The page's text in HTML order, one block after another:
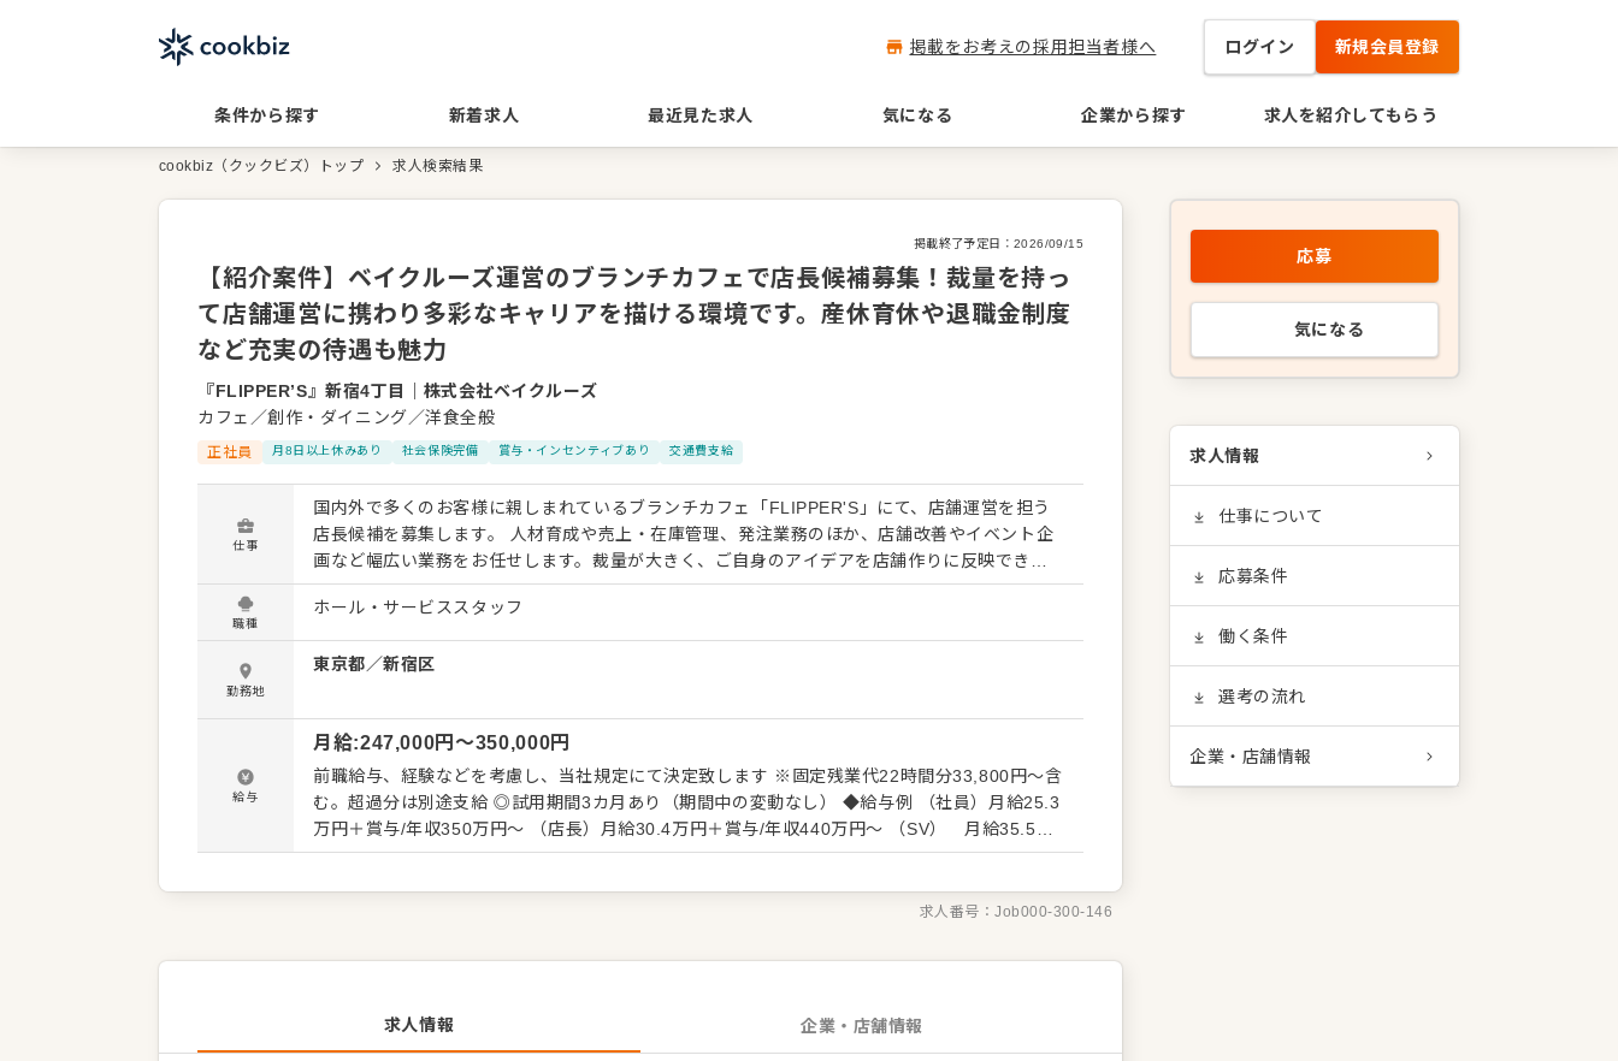
掲載をお考えの採用担当者様へ ログイン 新規会員登録
条件から探す 新着求人 最近見た求人 気になる 企業から探す 求人を紹介してもらう
cookbiz（クックビズ）トップ 求人検索結果
掲載終了予定日： 2026/09/15
【紹介案件】ベイクルーズ運営のブランチカフェで店長候補募集！裁量を持っ
て店舗運営に携わり多彩なキャリアを描ける環境です。産休育休や退職金制度
など充実の待遇も魅力
『FLIPPER’S』新宿4丁目
株式会社ベイクルーズ
カフェ／創作・ダイニング／洋食全般
正社員 月8日以上休みあり 社会保険完備 賞与・インセンティブあり 交通費支給
仕事
国内外で多くのお客様に親しまれているブランチカフェ「FLIPPER'S」にて、店舗運営を担う
店長候補を募集します。 人材育成や売上・在庫管理、発注業務のほか、店舗改善やイベント企
画など幅広い業務をお任せします。裁量が大きく、ご自身のアイデアを店舗作りに反映できる
環境です。 勤務地は2025年に誕生した、食とカルチャーが融合する3階建ての発信拠点
『DIGS（ディグス）』。ベイクルーズが手がける人気ブランドが集結した特別な空間です。そ
の2階に位置する当店にて、ブランドのMISSIONである「常に時代に沿った商品やサービスを提
供し、お客様の期待に応え続ける」を体現し、チームへ浸透させていく役割も担っていただき
ージが変化しても腰を据えて長く働ける環境です。さらに、ベイクルーズグループならではの
社員割引制度も利用できます。店舗での経験を積んだ後は多彩なキャリアプランが描けるた
め、将来を見据えて挑戦したい方に寄り添った待遇が整っています。
職種
ホール・サービススタッフ
勤務地
東京都／新宿区
給与
月給:247,000円〜350,000円
前職給与、経験などを考慮し、当社規定にて決定致します ※固定残業代22時間分33,800円～含
む。超過分は別途支給 ◎試用期間3カ月あり（期間中の変動なし） ◆給与例 （社員）月給25.3
万円＋賞与/年収350万円～ （店長）月給30.4万円＋賞与/年収440万円～ （SV） 月給35.5万
円＋賞与/年収510万円～
求人番号：Job000-300-146
求人情報 企業・店舗情報
応募
気になる
求人情報
仕事について
応募条件
働く条件
選考の流れ
企業・店舗情報